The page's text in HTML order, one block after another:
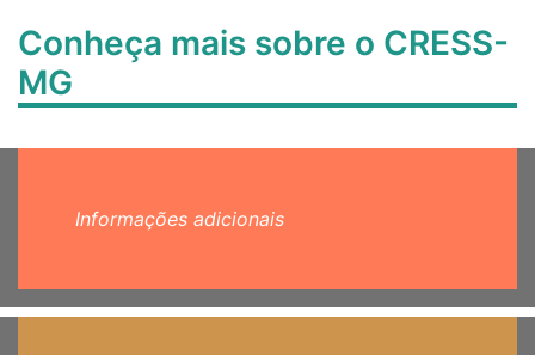
Conheça mais sobre o CRESS-
MG
Informações adicionais